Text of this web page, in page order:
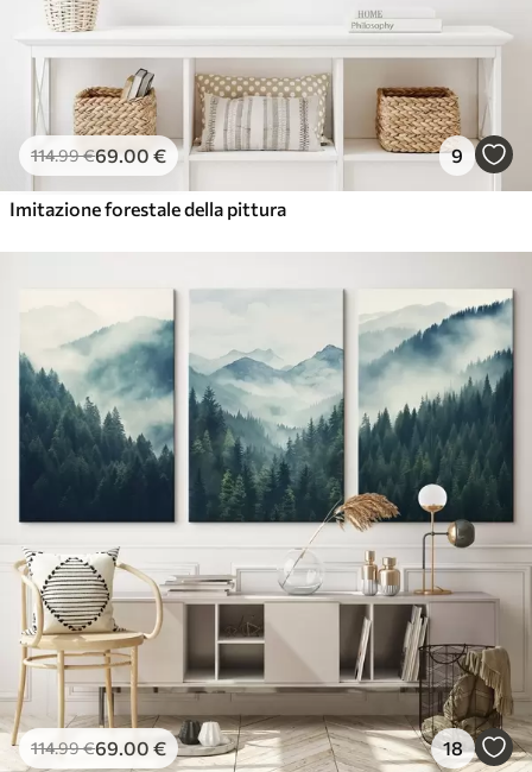
114.99€69.00 € 9
Imitazione forestale della pittura
114.99€69.00 € 18